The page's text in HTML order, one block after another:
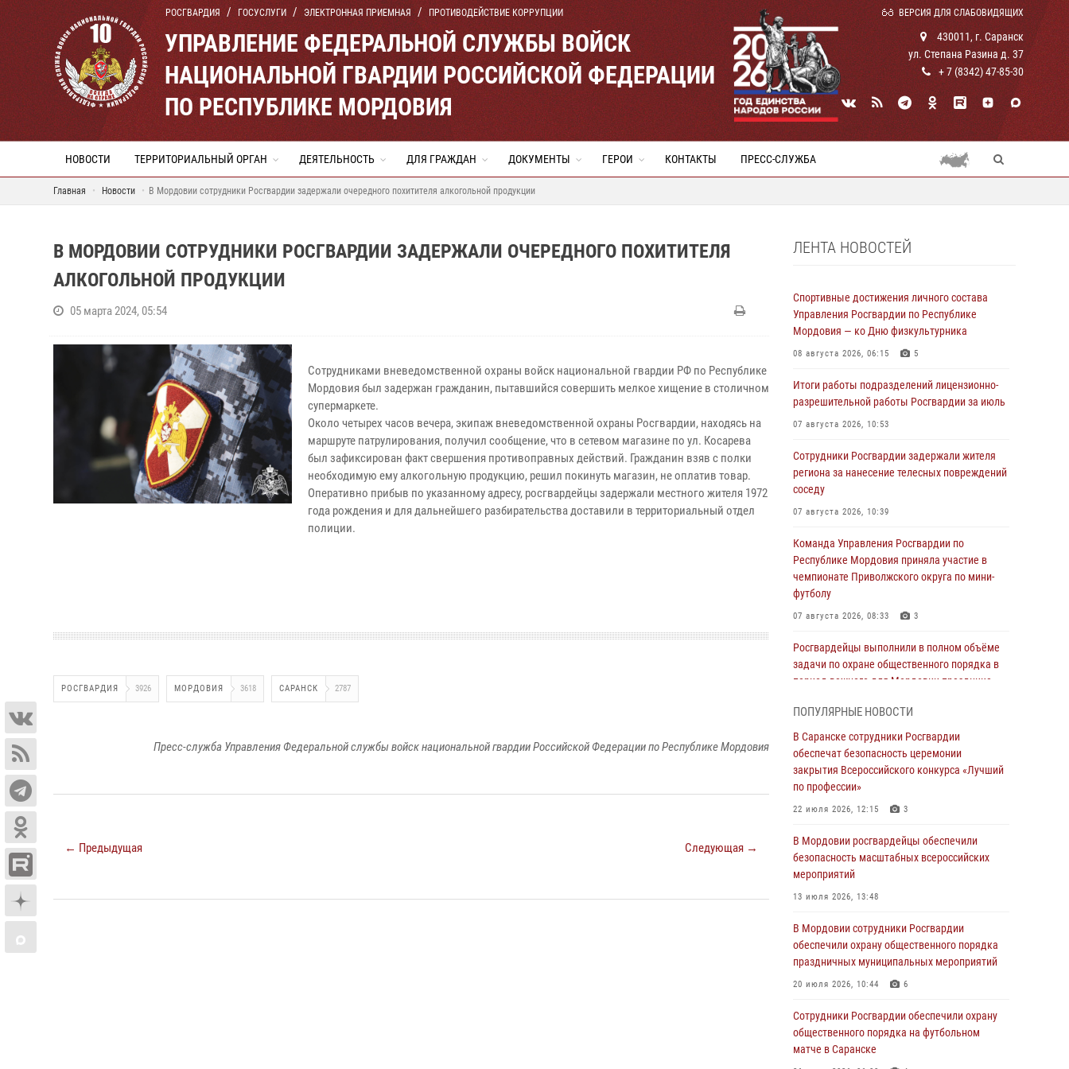
РОСГВАРДИЯ ГОСУСЛУГИ ЭЛЕКТРОННАЯ ПРИЕМНАЯ ПРОТИВОДЕЙСТВИЕ КОРРУПЦИИ ВЕРСИЯ ДЛЯ СЛАБОВИДЯЩИХ
УПРАВЛЕНИЕ ФЕДЕРАЛЬНОЙ СЛУЖБЫ ВОЙСК
НАЦИОНАЛЬНОЙ ГВАРДИИ РОССИЙСКОЙ ФЕДЕРАЦИИ
ПО РЕСПУБЛИКЕ МОРДОВИЯ
430011, г. Саранск
ул. Степана Разина д. 37
+ 7 (8342) 47-85-30
НОВОСТИ ТЕРРИТОРИАЛЬНЫЙ ОРГАН ДЕЯТЕЛЬНОСТЬ ДЛЯ ГРАЖДАН ДОКУМЕНТЫ ГЕРОИ КОНТАКТЫ ПРЕСС-СЛУЖБА
Главная Новости В Мордовии сотрудники Росгвардии задержали очередного похитителя алкогольной продукции
В МОРДОВИИ СОТРУДНИКИ РОСГВАРДИИ ЗАДЕРЖАЛИ ОЧЕРЕДНОГО ПОХИТИТЕЛЯ
АЛКОГОЛЬНОЙ ПРОДУКЦИИ
05 марта 2024, 05:54
Сотрудниками вневедомственной охраны войск национальной гвардии РФ по Республике
Мордовия был задержан гражданин, пытавшийся совершить мелкое хищение в столичном
супермаркете.
Около четырех часов вечера, экипаж вневедомственной охраны Росгвардии, находясь на
маршруте патрулирования, получил сообщение, что в сетевом магазине по ул. Косарева
был зафиксирован факт свершения противоправных действий. Гражданин взяв с полки
необходимую ему алкогольную продукцию, решил покинуть магазин, не оплатив товар.
Оперативно прибыв по указанному адресу, росгвардейцы задержали местного жителя 1972
года рождения и для дальнейшего разбирательства доставили в территориальный отдел
полиции.
РОСГВАРДИЯ 3926 МОРДОВИЯ 3618 САРАНСК 2787
Пресс-служба Управления Федеральной службы войск национальной гвардии Российской Федерации по Республике Мордовия
← Предыдущая Следующая →
ЛЕНТА НОВОСТЕЙ
Спортивные достижения личного состава
Управления Росгвардии по Республике
Мордовия — ко Дню физкультурника
08 августа 2026, 06:15 5
Итоги работы подразделений лицензионно-
разрешительной работы Росгвардии за июль
07 августа 2026, 10:53
Сотрудники Росгвардии задержали жителя
региона за нанесение телесных повреждений
соседу
07 августа 2026, 10:39
Команда Управления Росгвардии по
Республике Мордовия приняла участие в
чемпионате Приволжского округа по мини-
футболу
07 августа 2026, 08:33 3
Росгвардейцы выполнили в полном объёме
задачи по охране общественного порядка в
период важного для Мордовии праздника
В Мордовии руководство и личный состав
Росгвардии приняли участие в празднествах,
посвящённых 25-летию канонизации Фёдора
Ушакова
06 августа 2026, 08:14
В Саранске сотрудники Росгвардии
задержали дебошира, повредившего
имущество в кафе
06 августа 2026, 07:03
В Саранске по обращению жителей
правоохранители отреагировали
незамедлительно
05 августа 2026, 15:04
В Саранске сотрудники Росгвардии
задержали мужчину, подозреваемого в
причинении телесных повреждений супруге
ПОПУЛЯРНЫЕ НОВОСТИ
В Саранске сотрудники Росгвардии
обеспечат безопасность церемонии
закрытия Всероссийского конкурса «Лучший
по профессии»
22 июля 2026, 12:15 3
В Мордовии росгвардейцы обеспечили
безопасность масштабных всероссийских
мероприятий
13 июля 2026, 13:48
В Мордовии сотрудники Росгвардии
обеспечили охрану общественного порядка
праздничных муниципальных мероприятий
20 июля 2026, 10:44 6
Сотрудники Росгвардии обеспечили охрану
общественного порядка на футбольном
матче в Саранске